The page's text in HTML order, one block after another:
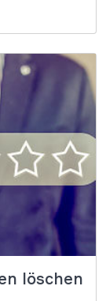
löschen